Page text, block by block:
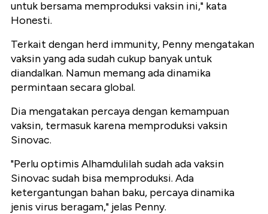
untuk bersama memproduksi vaksin ini," kata
Honesti.
Terkait dengan herd immunity, Penny mengatakan
vaksin yang ada sudah cukup banyak untuk
diandalkan. Namun memang ada dinamika
permintaan secara global.
Dia mengatakan percaya dengan kemampuan
vaksin, termasuk karena memproduksi vaksin
Sinovac.
"Perlu optimis Alhamdulilah sudah ada vaksin
Sinovac sudah bisa memproduksi. Ada
ketergantungan bahan baku, percaya dinamika
jenis virus beragam," jelas Penny.